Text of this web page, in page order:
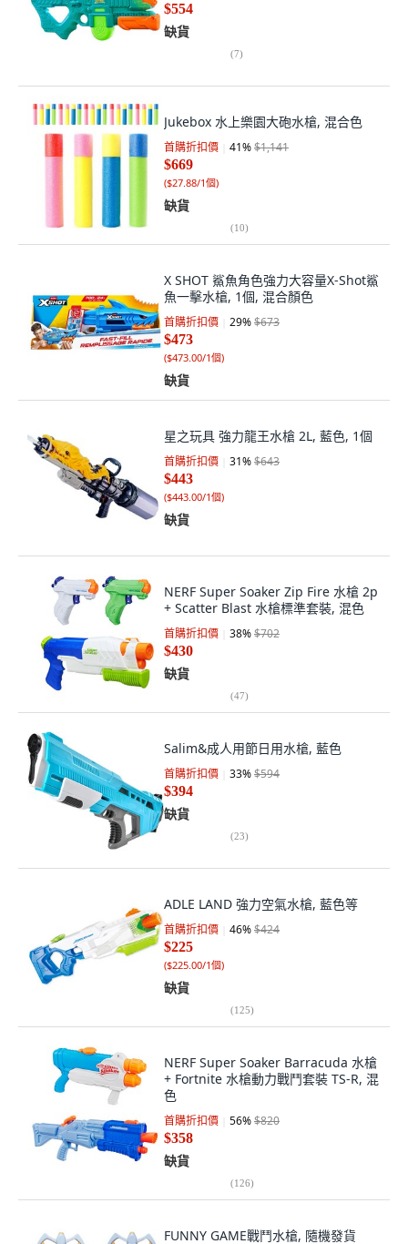
$554
缺貨
(7)
Jukebox 水上樂園大砲水槍, 混合色
首購折扣價 41%$1,141
$669
($27.88/1個)
缺貨
(10)
X SHOT 鯊魚角色強力大容量X-Shot鯊
魚一擊水槍, 1個, 混合顏色
首購折扣價 29%$673
$473
($473.00/1個)
缺貨
星之玩具 強力龍王水槍 2L, 藍色, 1個
首購折扣價 31%$643
$443
($443.00/1個)
缺貨
NERF Super Soaker Zip Fire 水槍 2p
+ Scatter Blast 水槍標準套裝, 混色
首購折扣價 38%$702
$430
缺貨
(47)
Salim&成人用節日用水槍, 藍色
首購折扣價 33%$594
$394
缺貨
(23)
ADLE LAND 強力空氣水槍, 藍色等
首購折扣價 46%$424
$225
($225.00/1個)
缺貨
(125)
NERF Super Soaker Barracuda 水槍
+ Fortnite 水槍動力戰鬥套裝 TS-R, 混
色
首購折扣價 56%$820
$358
缺貨
(126)
FUNNY GAME戰鬥水槍, 隨機發貨